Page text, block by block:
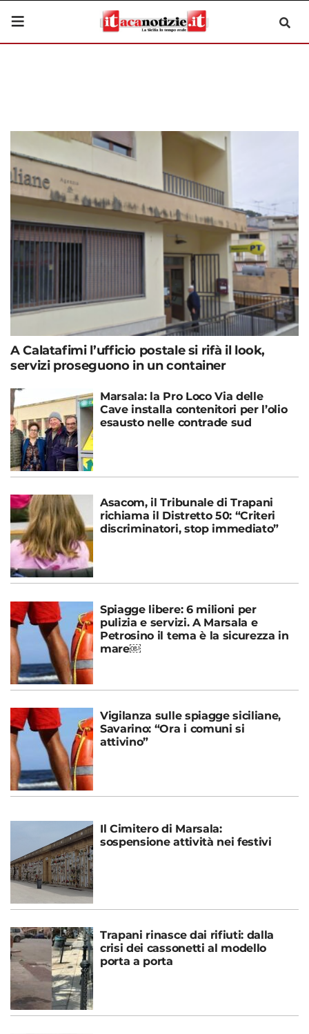
A Calatafimi l’ufficio postale si rifà il look,
servizi proseguono in un container
Marsala: la Pro Loco Via delle
Cave installa contenitori per l’olio
esausto nelle contrade sud
Asacom, il Tribunale di Trapani
richiama il Distretto 50: “Criteri
discriminatori, stop immediato”
Spiagge libere: 6 milioni per
pulizia e servizi. A Marsala e
Petrosino il tema è la sicurezza in
mare￼
Vigilanza sulle spiagge siciliane,
Savarino: “Ora i comuni si
attivino”
Il Cimitero di Marsala:
sospensione attività nei festivi
Trapani rinasce dai rifiuti: dalla
crisi dei cassonetti al modello
porta a porta